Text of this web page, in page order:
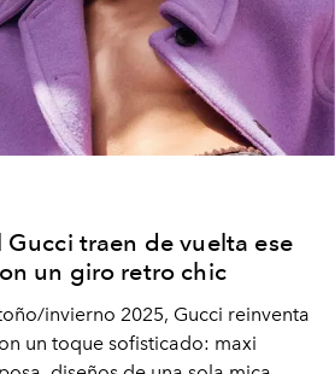
Gucci traen de vuelta ese
un giro retro chic
invierno 2025, Gucci reinventa
un toque sofisticado: maxi